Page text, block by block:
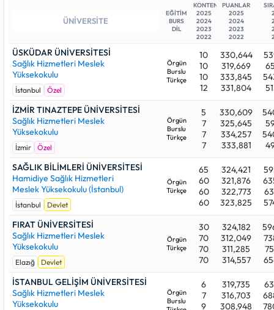
BİLİMLERİ ÜNİVERSİTESİ (İstanbul) programındadır. Buna
karşın, 2025 yılında Devlet üniversitelerinde yer alan FIRAT
ÜNİVERSİTESİ (Elazığ) programı kontenjanını dolduramadığı
için, bu üniversite türünü tercih eden adayların yerleşmesi
puan barajını aşmaları durumunda doğrudan mümkün
olmuştur.
Özel üniversiteleri arasında 2025 yılındaki en düşük sıralama
sayısı (en yüksek başarı derecesi)
ÜNİVERSİTESİ (İstanbul) (Burslu) programındadır. Buna karşın,
2025 yılında Özel üniversitelerinde yer alan İSTANBUL
GELİŞİM ÜNİVERSİTESİ (İstanbul) (%50 İndirimli) programı
kontenjanını dolduramadığı için, bu üniversite türünü tercih
eden adayların yerleşmesi puan barajını aşmaları durumunda
doğrudan mümkün olmuştur.
Aşağıdaki üniversitelerden beğendiklerinizi favori listenize
alabilirsiniz. Whatsapp, telegram v.b uygulamalardan
istediklerinize listenizi gönderdiğinizde onlarda da aynı liste
görebilirler.
EĞİTİM
BURS
DİL
KONTENJAN
2025
2024
2023
2022
PUANLAR
2025
2024
2023
2022
ÜSKÜDAR ÜNİVERSİTESİ
Sağlık Hizmetleri Meslek
Yüksekokulu
İstanbul Özel
Örgün
Burslu
Türkçe
10
10
10
12
330,644
319,669
333,845
331,804
İZMİR TINAZTEPE ÜNİVERSİTESİ
Sağlık Hizmetleri Meslek
Yüksekokulu
İzmir Özel
Örgün
Burslu
Türkçe
5
7
7
7
330,609
325,645
334,257
333,881
SAĞLIK BİLİMLERİ ÜNİVERSİTESİ
Hamidiye Sağlık Hizmetleri
Meslek Yüksekokulu (İstanbul)
İstanbul Devlet
Örgün
Türkçe
65
60
60
60
324,421
321,876
322,773
323,825
FIRAT ÜNİVERSİTESİ
Sağlık Hizmetleri Meslek
Yüksekokulu
Elazığ Devlet
Örgün
Türkçe
30
70
70
70
324,182
312,049
311,285
314,557
İSTANBUL GELİŞİM ÜNİVERSİTESİ
Sağlık Hizmetleri Meslek
Yüksekokulu
Örgün
Burslu
6
7
9
319,735
316,703
308,948